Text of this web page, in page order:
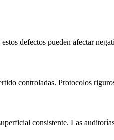
defectos pueden afectar
controladas. Protocolos
consistente. Las